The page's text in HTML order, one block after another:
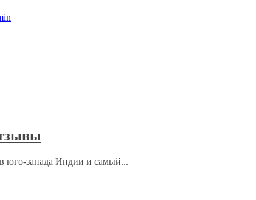
юго-запада Индии и самый...